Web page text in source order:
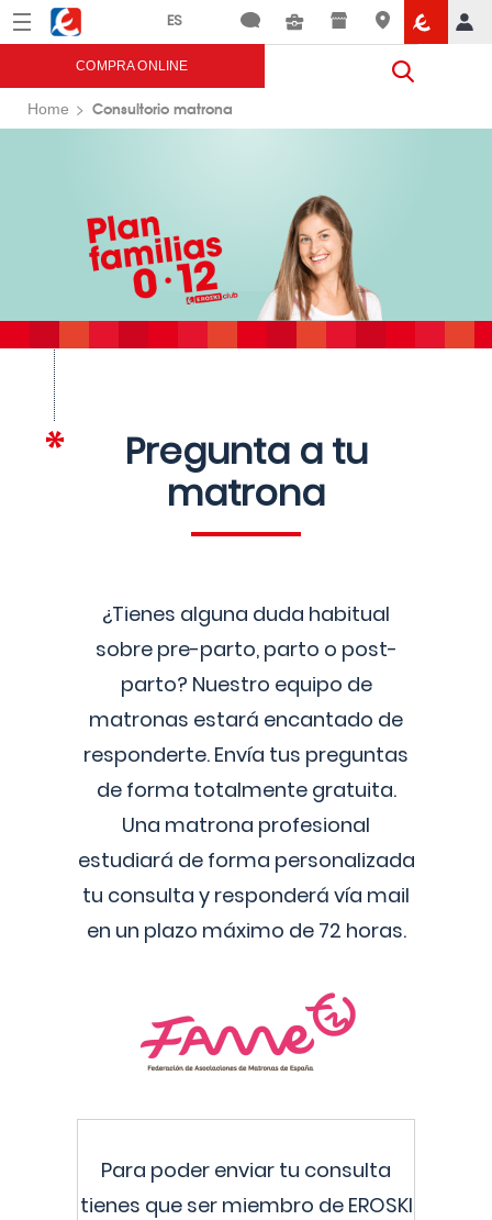
Menú Eroski
COMPRA ONLINE
Home Consultorio matrona
Pregunta a tu
matrona
¿Tienes alguna duda habitual
sobre pre-parto, parto o post-
parto? Nuestro equipo de
matronas estará encantado de
responderte. Envía tus preguntas
de forma totalmente gratuita.
Una matrona profesional
estudiará de forma personalizada
tu consulta y responderá vía mail
en un plazo máximo de 72 horas.
Para poder enviar tu consulta
tienes que ser miembro de EROSKI